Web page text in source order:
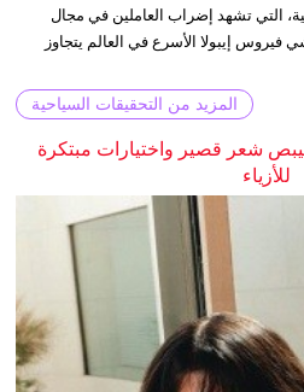
التي تشهد إضراب العاملين في مجال
إيبولا الأسرع في العالم يتجاوز
المزيد من التحقيقات السياحية
شعر قصير واختيارات مبتكرة
للأزياء